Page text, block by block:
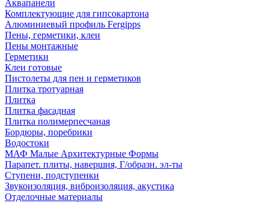
Аквапанели
Комплектующие для гипсокартона
Алюминиевый профиль Fergipps
Пены, герметики, клеи
Пены монтажные
Герметики
Клеи готовые
Пистолеты для пен и герметиков
Плитка тротуарная
Плитка
Плитка фасадная
Плитка полимерпесчаная
Бордюры, поребрики
Водостоки
МАФ Малые Архитектурные Формы
Парапет. плиты, навершия, Г/образн. эл-ты
Ступени, подступенки
Звукоизоляция, виброизоляция, акустика
Отделочные материалы